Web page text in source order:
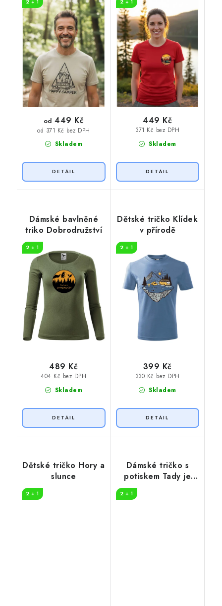
2 + 1
Skladem
od 371 Kč bez DPH
od 449 Kč
2 + 1
Skladem
371 Kč bez DPH
449 Kč
Dámské bavlněné
triko Dobrodružství
2 + 1
Skladem
404 Kč bez DPH
489 Kč
Dětské tričko Klídek
v přírodě
2 + 1
Skladem
330 Kč bez DPH
399 Kč
Dětské tričko Hory a
slunce
2 + 1
Dámské tričko s
potiskem Tady je
2 + 1